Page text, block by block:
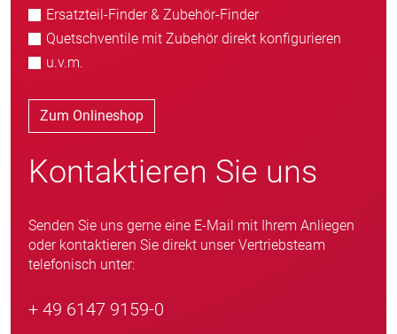
Ersatzteil-Finder & Zubehör-Finder
Quetschventile mit Zubehör direkt konfigurieren
u.v.m.
Zum Onlineshop
Kontaktieren Sie uns
Senden Sie uns gerne eine E-Mail mit Ihrem Anliegen
oder kontaktieren Sie direkt unser Vertriebsteam
telefonisch unter:
+ 49 6147 9159-0